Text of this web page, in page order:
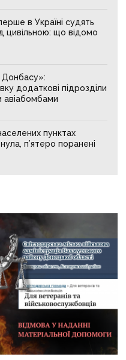
в Україні судять
цивільною: що відомо
Донбасу»:
додаткові підрозділи
авіабомбами
пунктах
п’ятеро поранені